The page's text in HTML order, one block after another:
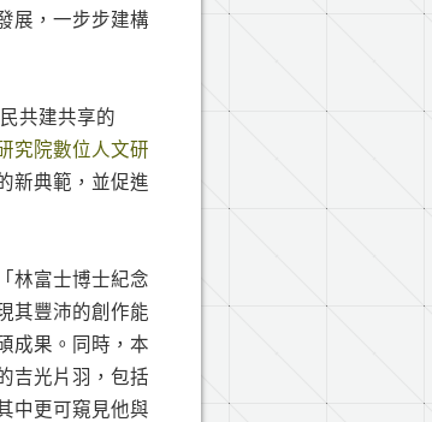
展，一步步建構
共建共享的
究院數位人文研
新典範，並促進
林富士博士紀念
其豐沛的創作能
成果。同時，本
吉光片羽，包括
中更可窺見他與